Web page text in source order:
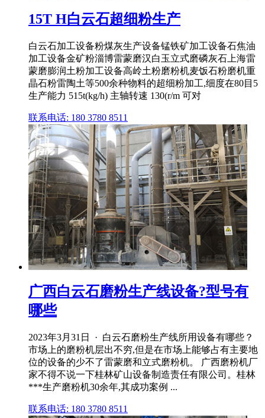
15T H白云石超细粉生产
白云石加工设备粉煤灰生产设备锰铁矿加工设备石焦油
加工设备金矿粉淄博雷蒙磨汉白玉立式磨磷灰石上海雷
蒙磨膨润土粉加工设备高岭土粉磨粉机麦饭石粉磨机重
晶石粉雷陶土等500余种物料的超细粉加工,细度在80目5
生产能力 515t(kg/h) 主轴转速 130(r/m 可对
联系电话: 180 3780 8511
广西白云石磨粉生产线设备?型号有
哪些
2023年3月31日 · 白云石磨粉生产线所用设备有哪些？
市场上的磨粉机层出不穷,但是在市场上能够占有主要地
位的设备的少不了雷蒙磨和立式磨粉机。 广西磨粉机厂
家不得不说一下桂林矿山设备制造责任有限公司。桂林
***生产磨粉机30余年,其成功案例 ...
联系电话: 180 3780 8511